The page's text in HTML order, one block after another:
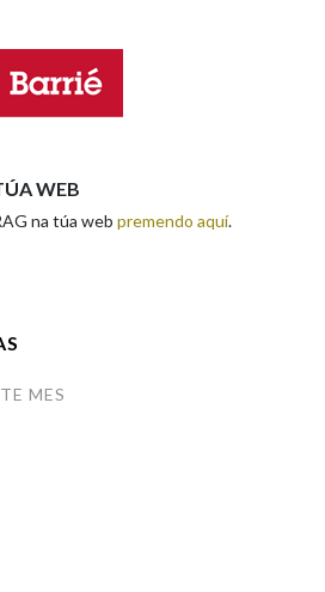
vixente en materia de
Persoal, a Real Academia
WEB
na túa web premendo aquí.
MES